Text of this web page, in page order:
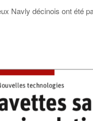
Navly décinois ont été